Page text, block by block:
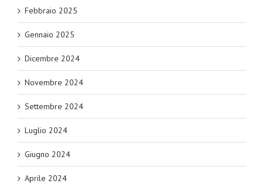
Febbraio 2025
Gennaio 2025
Dicembre 2024
Novembre 2024
Settembre 2024
Luglio 2024
Giugno 2024
Aprile 2024